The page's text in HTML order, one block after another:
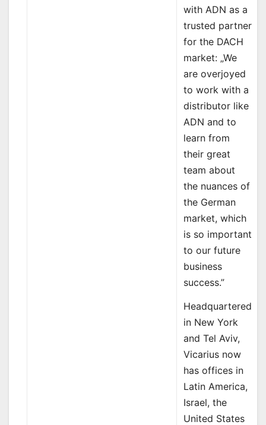
with ADN as a
trusted partner
for the DACH
market: „We
are overjoyed
to work with a
distributor like
ADN and to
learn from
their great
team about
the nuances of
the German
market, which
is so important
to our future
business
success.”
Headquartered
in New York
and Tel Aviv,
Vicarius now
has offices in
Latin America,
Israel, the
United States